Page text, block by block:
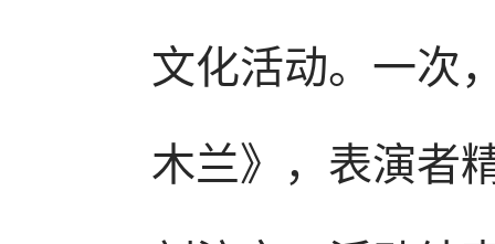
文化活动。一次
木兰》，表演者